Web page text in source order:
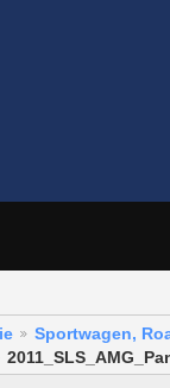
Sportwagen,